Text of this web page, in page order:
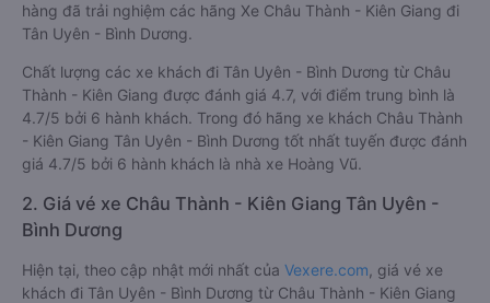
hàng đã trải nghiệm các hãng Xe Châu Thành - Kiên Giang đi
Tân Uyên - Bình Dương.
Chất lượng các xe khách đi Tân Uyên - Bình Dương từ Châu
Thành - Kiên Giang được đánh giá 4.7, với điểm trung bình là
4.7/5 bởi 6 hành khách. Trong đó hãng xe khách Châu Thành
- Kiên Giang Tân Uyên - Bình Dương tốt nhất tuyến được đánh
giá 4.7/5 bởi 6 hành khách là nhà xe Hoàng Vũ.
2. Giá vé xe Châu Thành - Kiên Giang Tân Uyên -
Bình Dương
Hiện tại, theo cập nhật mới nhất của Vexere.com , giá vé xe
khách đi Tân Uyên - Bình Dương từ Châu Thành - Kiên Giang